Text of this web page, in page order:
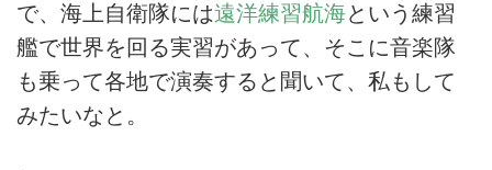
で、海上自衛隊には遠洋練習航海という練習
艦で世界を回る実習があって、そこに音楽隊
も乗って各地で演奏すると聞いて、私もして
みたいなと。